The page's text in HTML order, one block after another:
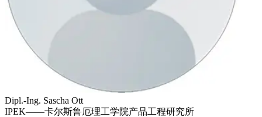
Dipl.-Ing. Sascha Ott
IPEK——卡尔斯鲁厄理工学院产品工程研究所